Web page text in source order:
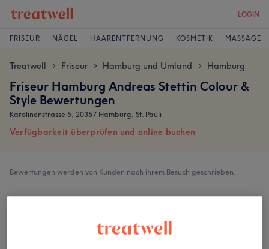
LOGIN
FRISEUR NÄGEL HAARENTFERNUNG KOSMETIK MASSAGE
Treatwell > Friseur > Hamburg und Umland > Hamburg
Friseur Hamburg Andreas Stettin Colour &
Style Bewertungen
Karolinenstrasse 5, 20357 Hamburg, St. Pauli
Verfügbarkeit überprüfen und online buchen
Bewertungen werden von Kunden nach ihrem Besuch geschrieben.